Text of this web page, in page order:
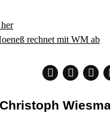
rechnet mit WM ab
Christoph